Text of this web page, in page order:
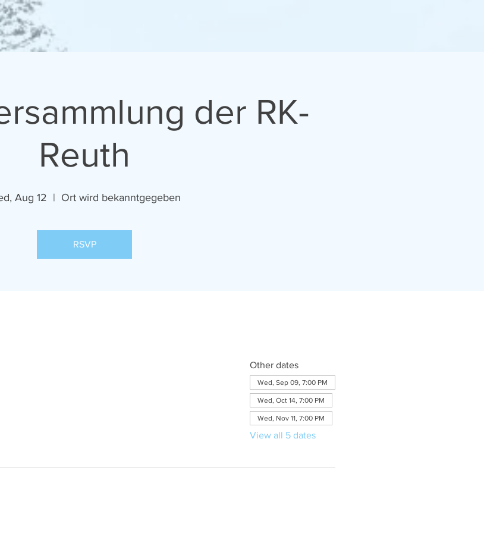
der RK-
Reuth
Aug 12
  |
Ort wird bekanntgegeben
RSVP
Other dates
Wed, Sep 09, 7:00 PM
Wed, Oct 14, 7:00 PM
Wed, Nov 11, 7:00 PM
View all 5 dates